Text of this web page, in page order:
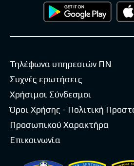
Τηλέφωνα υπηρεσιών ΠΝ
Συχνές ερωτήσεις
Χρήσιμοι Σύνδεσμοι
Όροι Χρήσης - Πολιτική
Προσωπικού Χαρακτήρα
Επικοινωνία